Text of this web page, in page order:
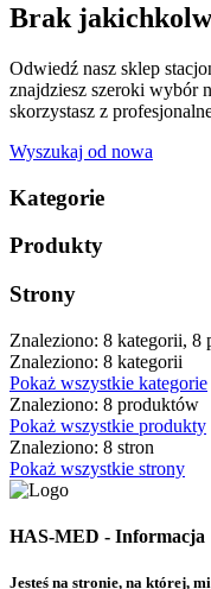
Brak
Odwiedź nasz sklep
znajdziesz szeroki wybór
skorzystasz z
Wyszukaj od nowa
Kategorie
Produkty
Strony
Znaleziono: 8 kategorii, 8
Znaleziono: 8 kategorii
Pokaż wszystkie kategorie
Znaleziono: 8 produktów
Pokaż wszystkie produkty
Znaleziono: 8 stron
Pokaż wszystkie strony
HAS-MED - Informacja
Jesteś na stronie, na której,